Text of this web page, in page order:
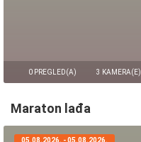
0 PREGLED(A) 3 KAMERA(E)
Maraton lađa
05.08.2026. - 05.08.2026.